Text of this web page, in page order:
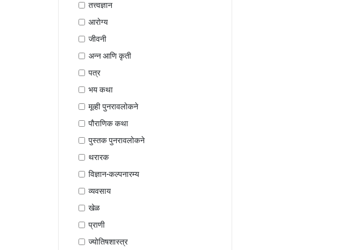
तत्त्वज्ञान
आरोग्य
जीवनी
अन्न आणि कृती
पत्र
भय कथा
मूव्ही पुनरावलोकने
पौराणिक कथा
पुस्तक पुनरावलोकने
थरारक
विज्ञान-कल्पनारम्य
व्यवसाय
खेळ
प्राणी
ज्योतिषशास्त्र